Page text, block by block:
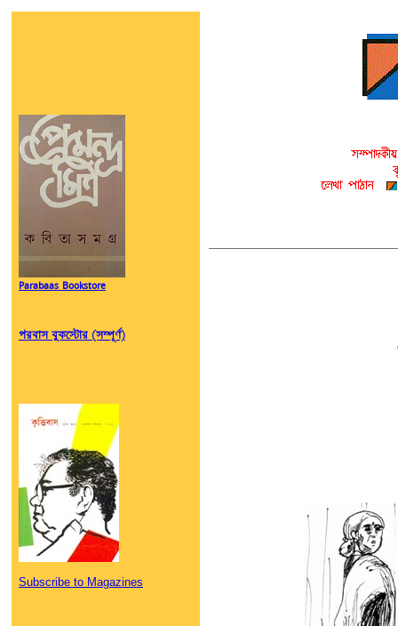
Parabaas Bookstore
পরবাস বুকস্টোর (সম্পূর্ণ)
Subscribe to Magazines